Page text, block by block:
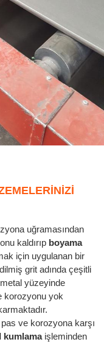
uğramasından
kaldırıp boyama
için uygulanan bir
grit adında çeşitli
yüzeyinde
korozyonu yok
ve korozyona karşı
kumlamaişleminden